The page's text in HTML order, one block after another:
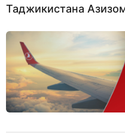
Таджикистана